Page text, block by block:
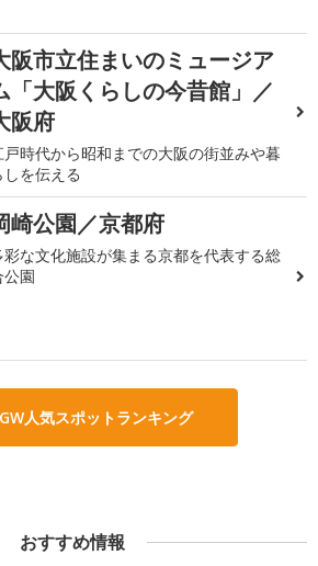
阪市立住まいのミュージア
「大阪くらしの今昔館」／
阪府
戸時代から昭和までの大阪の街並みや暮
しを伝える
崎公園／京都府
彩な文化施設が集まる京都を代表する総
公園
人気スポットランキング
おすすめ情報